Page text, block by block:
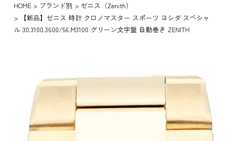
HOME ブランド別
ゼニス（Zenith）
【新品】ゼニス 時計 クロノマスター スポーツ ヨシダ スペシャ
ル 30.3100.3600/56.M3100 グリーン文字盤 自動巻き ZENITH